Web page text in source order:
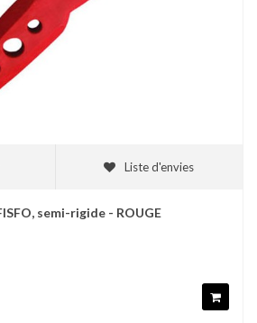
Liste d'envies
semi-rigide - ROUGE